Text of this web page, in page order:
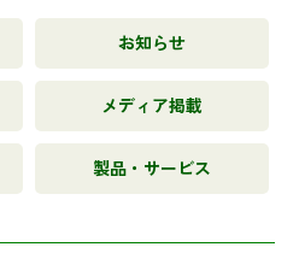
お知らせ
メディア掲載
製品・サービス